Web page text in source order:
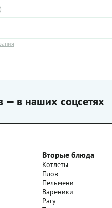
совершенно бессмысленный:
— в наших соцсетях
Вторые блюда
Котлеты
Плов
Пельмени
Вареники
Рагу